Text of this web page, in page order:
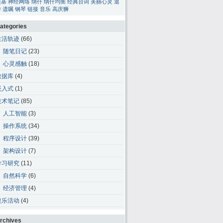
基 神经网络 纳什 纳什均衡 经典台词 美丽心灵 退
遗嘱 钢琴 链接 音乐 高庆狮
活轨迹 (66)
随笔日记 (23)
心灵感触 (18)
据库 (4)
入式 (1)
术笔记 (85)
人工智能 (3)
操作系统 (34)
程序设计 (39)
架构设计 (7)
习研究 (11)
自然科学 (6)
经济管理 (4)
乐活动 (4)